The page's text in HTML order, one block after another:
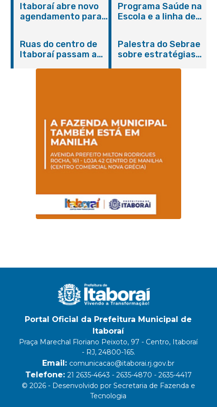
Itaboraí abre novo
agendamento para
Programa Saúde na
Escola e a linha de
promovem
conscientização
sobre hanseníase
Ruas do centro de
Itaboraí passam a
Palestra do Sebrae
sobre estratégias
Portal Oficial da Prefeitura Municipal de
Itaboraí
Praça Marechal Floriano Peixoto, 97 - Centro, Itaboraí
- RJ, 24800-165.
Email: comunicacao@itaborai.rj.gov.br
Telefone: 21 2635-4643 - 2635-4870 - 2635-4417
© 2026 - Desenvolvido por Secretaria de Fazenda e
Tecnologia